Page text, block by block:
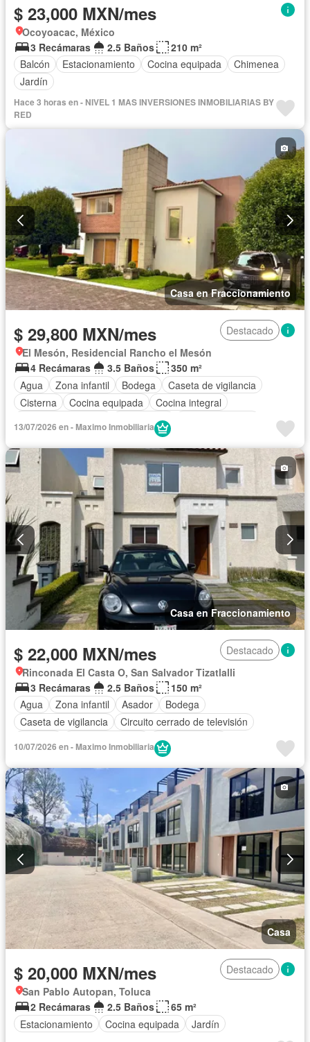
$ 23,000 MXN/mes
Ocoyoacac, México
3 Recámaras
2.5 Baños
210 m²
Balcón
Estacionamiento Cocina equipada
Chimenea
Jardín
Hace 3 horas en - NIVEL 1 MAS INVERSIONES INMOBILIARIAS BY
RED
Casa en Fraccionamiento
$ 29,800 MXN/mes
Destacado
El Mesón, Residencial Rancho el Mesón
4 Recámaras
3.5 Baños
350 m²
Agua
Zona infantil Bodega
Caseta de vigilancia
Cisterna
Cocina equipada
Cocina integral
Electricidad
Despacho
Recámara con closet
Seguridad
Televisión por cable
Terraza
Wifi Zonas verdes Sin amueblar
13/07/2026 en - Maximo Inmobiliaria
Casa en Fraccionamiento
$ 22,000 MXN/mes
Destacado
Rinconada El Casta O, San Salvador Tizatlalli
3 Recámaras
2.5 Baños
150 m²
Agua
Zona infantil Asador
Bodega
Caseta de vigilancia
Circuito cerrado de televisión
Cocina integral
Electricidad
Internet
Recámara con closet
Sala polivalente
Seguridad
Televisión por cable Wifi
Zonas verdes
Permite mascotas
Permite niños
Solo familias
Completamente amueblado
10/07/2026 en - Maximo Inmobiliaria
Casa
$ 20,000 MXN/mes
Destacado
San Pablo Autopan, Toluca
2 Recámaras
2.5 Baños
65 m²
Estacionamiento
Cocina equipada Jardín